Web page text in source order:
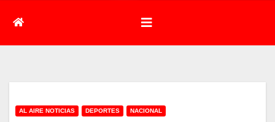
AL AIRE NOTICIAS DEPORTES NACIONAL